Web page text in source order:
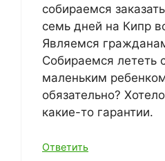
собираемся
семь дней на Кипр
Являемся
Собираемся лететь
маленьким
обязательно?
какие-то гарантии.
Ответить